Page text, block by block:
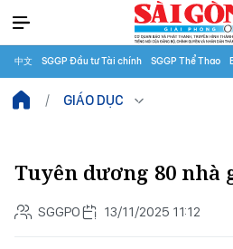
中文 SGGP Đầu tư Tài chính SGGP Thể Thao
GIÁO DỤC
Tuyên dương 80 nhà
SGGPO 13/11/2025 11:12